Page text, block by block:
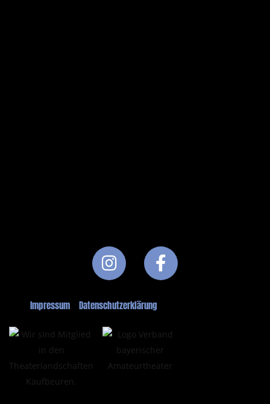
Impressum Datenschutzerklärung